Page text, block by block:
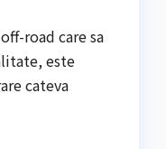
road care sa
este
cateva